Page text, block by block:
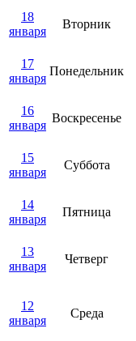
18
января
Вторник
17
января
Понедельник
16
января
Воскресенье
15
января
Суббота
14
января
Пятница
13
января
Четверг
12
января
Среда